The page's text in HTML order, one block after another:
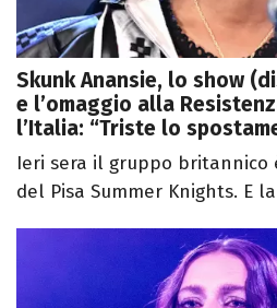
Skunk Anansie, lo show
e l’omaggio alla
l’Italia: “Triste lo
Ieri sera il gruppo britannico
del Pisa Summer Knights. E